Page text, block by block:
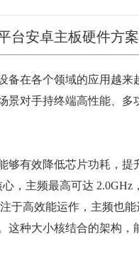
台安卓主板硬件方案
各个领域的应用越来
对手持终端高性能、多
有效降低芯片功耗，提
，主频最高可达
于高效能运作，主频也
这种大小核结合的架构